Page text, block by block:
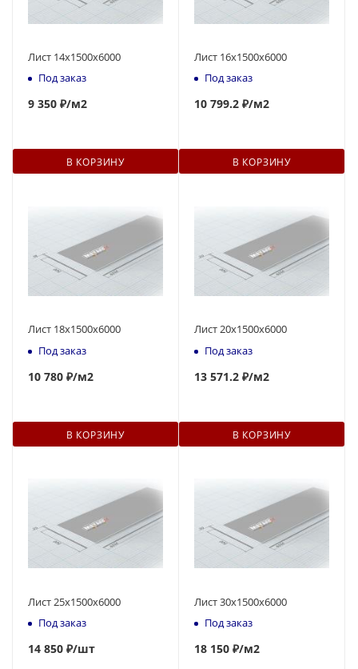
Лист 14х1500х6000
Под заказ
9 350 ₽/м2
В КОРЗИНУ
Лист 16х1500х6000
Под заказ
10 799.2 ₽/м2
В КОРЗИНУ
Лист 18х1500х6000
Под заказ
10 780 ₽/м2
В КОРЗИНУ
Лист 20х1500х6000
Под заказ
13 571.2 ₽/м2
В КОРЗИНУ
Лист 25х1500х6000
Под заказ
14 850 ₽/шт
Лист 30х1500х6000
Под заказ
18 150 ₽/м2